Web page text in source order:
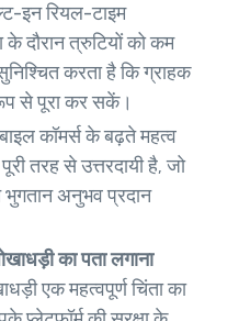
इन रियल-टाइम
दौरान त्रुटियों को कम
करता है कि ग्राहक
से पूरा कर सकें।
कॉमर्स के बढ़ते महत्व
तरह से उत्तरदायी है, जो
भुगतान अनुभव प्रदान
का पता लगाना
एक महत्वपूर्ण चिंता का